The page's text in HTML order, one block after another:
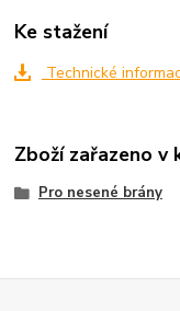
Ke stažení
Technické
Zboží zařazeno v
Pro nesené brány